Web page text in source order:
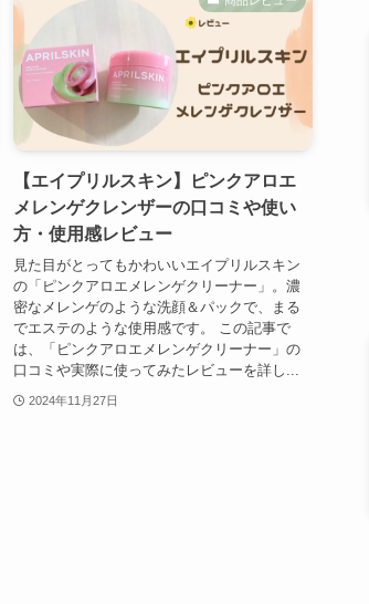
【エイプリルスキン】ピンクアロエ
メレンゲクレンザーの口コミや使い
方・使用感レビュー
見た目がとってもかわいいエイプリルスキン
の「ピンクアロエメレンゲクリーナー」。濃
密なメレンゲのような洗顔＆パックで、まる
でエステのような使用感です。 この記事で
は、「ピンクアロエメレンゲクリーナー」の
口コミや実際に使ってみたレビューを詳し...
2024年11月27日